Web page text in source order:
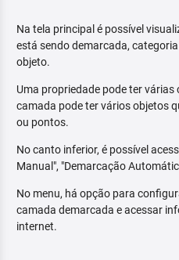
Na tela principal é possível
está sendo demarcada,
objeto.
Uma propriedade pode ter
camada pode ter vários objetos
ou pontos.
No canto inferior, é possível
Manual", "Demarcação
No menu, há opção para
camada demarcada e acessar
internet.